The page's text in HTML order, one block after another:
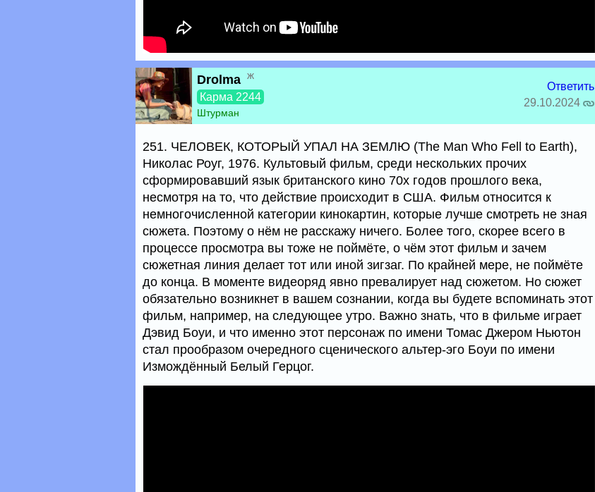
Drolma ж
Карма 2244
Штурман
Ответить
29.10.2024
251. ЧЕЛОВЕК, КОТОРЫЙ УПАЛ НА ЗЕМЛЮ (The Man Who Fell to Earth),
Николас Роуг, 1976. Культовый фильм, среди нескольких прочих
сформировавший язык британского кино 70х годов прошлого века,
несмотря на то, что действие происходит в США. Фильм относится к
немногочисленной категории кинокартин, которые лучше смотреть не зная
сюжета. Поэтому о нём не расскажу ничего. Более того, скорее всего в
процессе просмотра вы тоже не поймёте, о чём этот фильм и зачем
сюжетная линия делает тот или иной зигзаг. По крайней мере, не поймёте
до конца. В моменте видеоряд явно превалирует над сюжетом. Но сюжет
обязательно возникнет в вашем сознании, когда вы будете вспоминать этот
фильм, например, на следующее утро. Важно знать, что в фильме играет
Дэвид Боуи, и что именно этот персонаж по имени Томас Джером Ньютон
стал прообразом очередного сценического альтер-эго Боуи по имени
Измождённый Белый Герцог.